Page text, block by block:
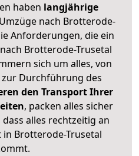
haben langjährige
nach Brotterode-
Anforderungen, die ein
Brotterode-Trusetal
sich um alles, von
Durchführung des
den Transport Ihrer
, packen alles sicher
alles rechtzeitig an
Brotterode-Trusetal